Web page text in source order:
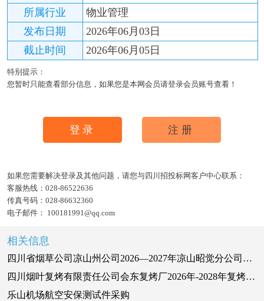
所属行业
物业管理
发布日期
2026年06月03日
截止时间
2026年06月05日
特别提示：
您暂时只能查看部分信息，如果您是本网会员请登录会员账号查看！
登录 注册
如果您需要解决登录及其他问题，请您与四川招投标网客户中心联系：
客服热线： 028-86522636
传真号码： 028-86632360
电子邮件： 100181991@qq.com
相关信息
四川省烟草公司凉山州公司2026—2027年凉山昭觉分公司后勤业务外包项目中选候选人公示
四川烟叶复烤有限责任公司会东复烤厂2026年-2028年复烤公司会东复烤厂保安服务项目 招标公告
乐山机场航空安保测试件采购